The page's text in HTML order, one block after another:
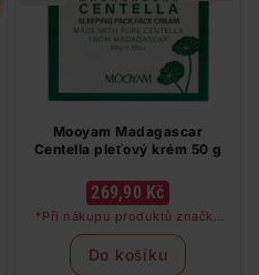
Mooyam Madagascar
Centella pleťový krém 50 g
269,90 Kč
*Při nákupu produktů značky
Mooyam nad 99 Kč dostanete
kolagenovou masku zdarma
Do košíku